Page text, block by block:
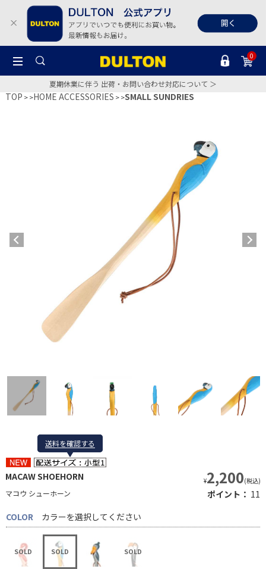
0
夏期休業に伴う 出荷・お問い合わせ対応について ＞
TOP >HOME ACCESSORIES >SMALL SUNDRIES
送料を確認する
送料を確認する
MACAW SHOEHORN
マコウ シューホーン
¥2,200(税込)
ポイント： 11
COLOR
カラーを選択してください